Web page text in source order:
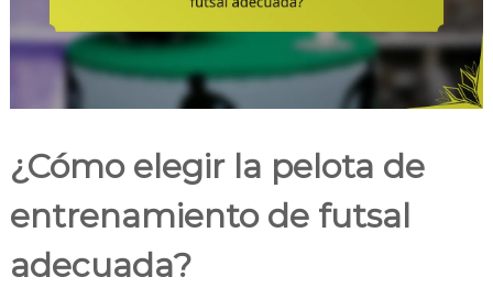
¿Cómo elegir la pelota de
entrenamiento de futsal
adecuada?